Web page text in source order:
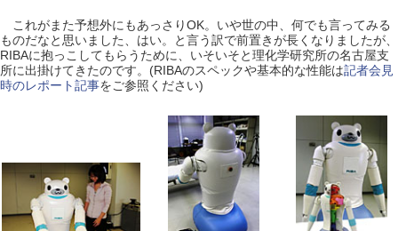
これがまた予想外にもあっさりOK。いや世の中、何でも言ってみる
ものだなと思いました、はい。と言う訳で前置きが長くなりましたが、
RIBAに抱っこしてもらうために、いそいそと理化学研究所の名古屋支
所に出掛けてきたのです。(RIBAのスペックや基本的な性能は記者会見
時のレポート記事をご参照ください)